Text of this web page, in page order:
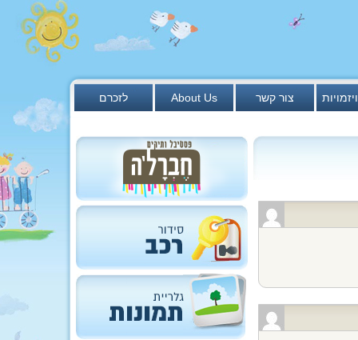
לזכרם About Us צור קשר